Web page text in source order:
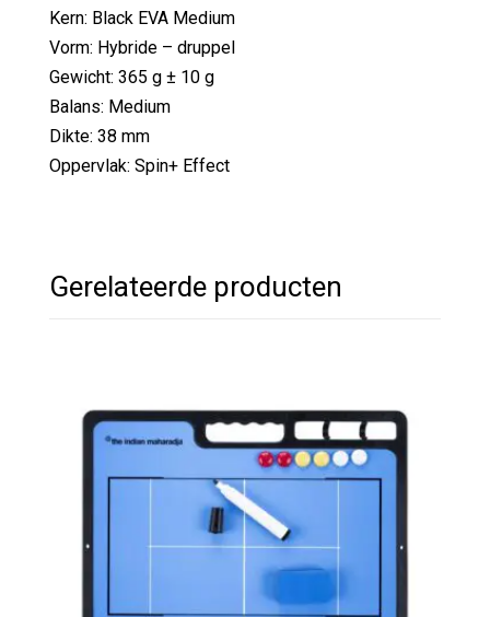
Kern: Black EVA Medium
Vorm: Hybride – druppel
Gewicht: 365 g ± 10 g
Balans: Medium
Dikte: 38 mm
Oppervlak: Spin+ Effect
Gerelateerde producten